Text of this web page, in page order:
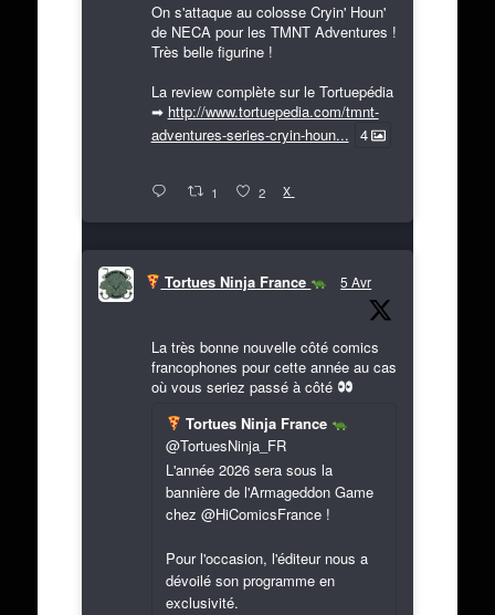
On s'attaque au colosse Cryin' Houn'
de NECA pour les TMNT Adventures !
Très belle figurine !
La review complète sur le Tortuepédia
➡ http://www.tortuepedia.com/tmnt-
adventures-series-cryin-houn... 4
1 2 X
Tortues Ninja France 5 Avr
La très bonne nouvelle côté comics
francophones pour cette année au cas
où vous seriez passé à côté
Tortues Ninja France
@TortuesNinja_FR
L'année 2026 sera sous la
bannière de l'Armageddon Game
chez @HiComicsFrance !
Pour l'occasion, l'éditeur nous a
dévoilé son programme en
exclusivité.